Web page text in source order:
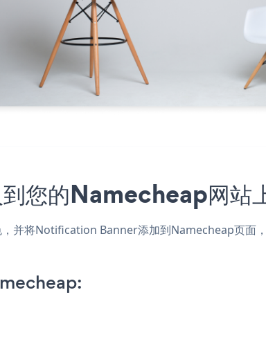
的Namecheap网站
并将Notification Banner添加到Namecheap页面